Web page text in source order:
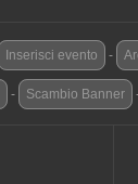
Inserisci evento -
- Scambio Banner